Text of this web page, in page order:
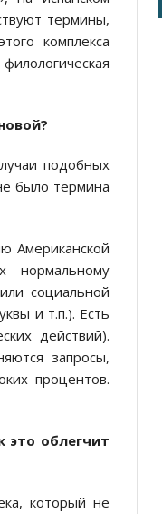
термины,
комплекса
подобных
было термина
Американской
нормальному
социальной
и т.п.). Есть
действий).
запросы,
процентов.
это облегчит
который не